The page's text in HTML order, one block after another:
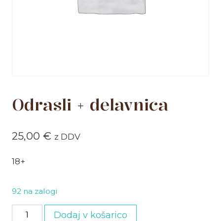
Odrasli + delavnica
25,00 € z DDV
18+
92 na zalogi
Odrasli
Dodaj v košarico